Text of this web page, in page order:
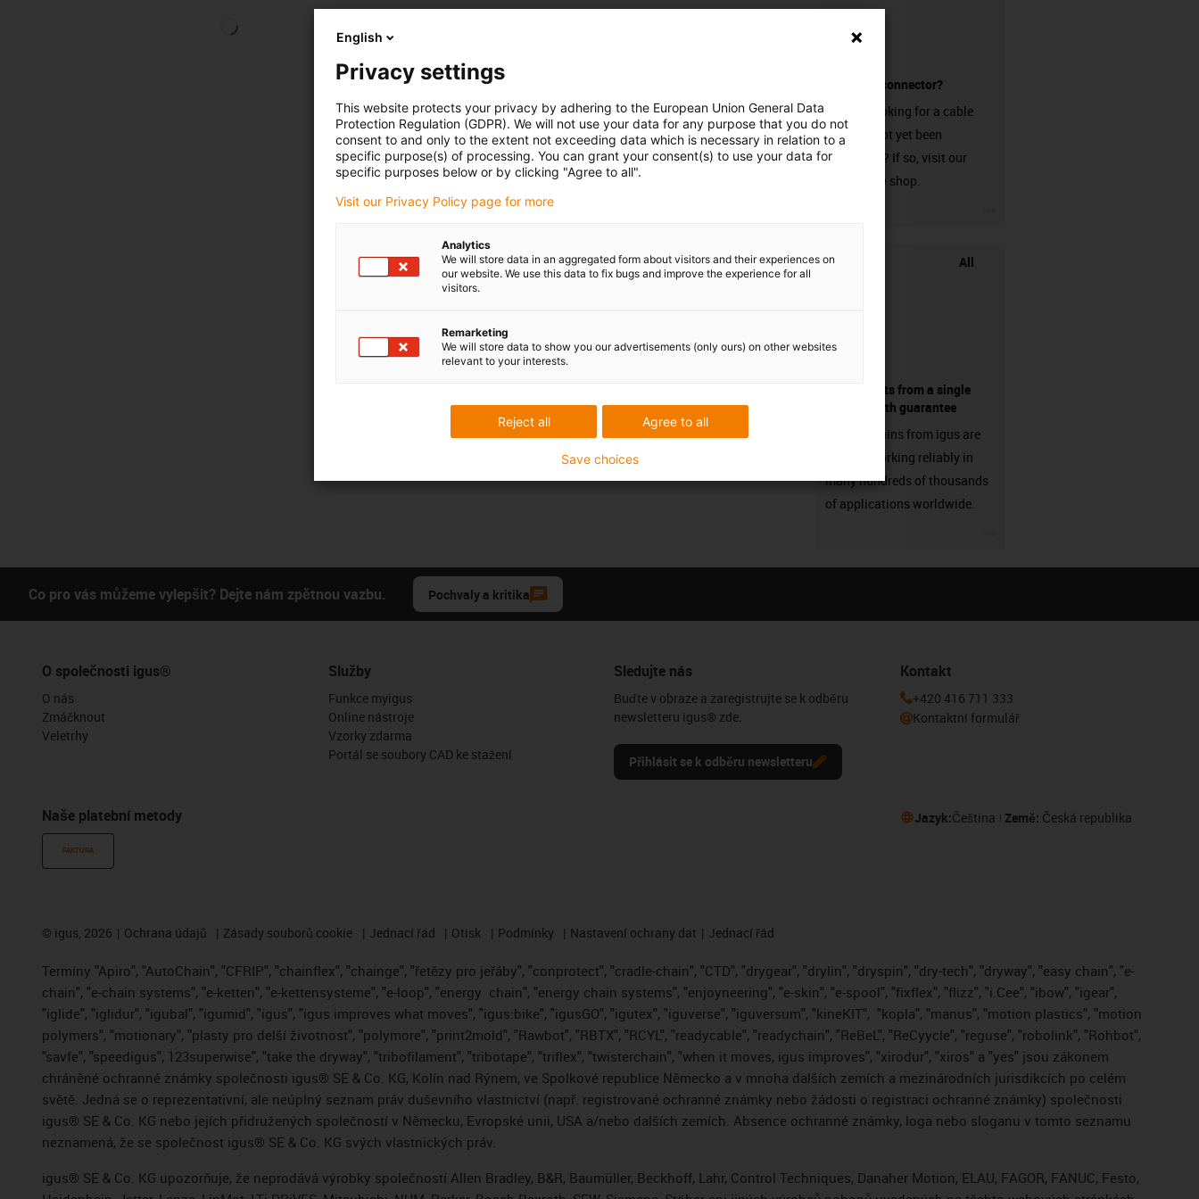
without a connector?
Are you looking for a cable
that has not yet been
harnessed? If so, visit our
chainflex® shop.
All
components from a single
source - with guarantee
Energy chains from igus are
already working reliably in
many hundreds of thousands
of applications worldwide.
Co pro vás můžeme vylepšit? Dejte nám zpětnou vazbu. Pochvaly a kritika
O společnosti igus®
O nás
Zmáčknout
Veletrhy
Naše platební metody
FAKTURA
Služby
Funkce myigus
Online nástroje
Vzorky zdarma
Portál se soubory CAD ke stažení
Sledujte nás
Buďte v obraze a zaregistrujte se k odběru
newsletteru igus® zde.
Přihlásit se k odběru newsletteru
Kontakt
+420 416 711 333
Kontaktní formulář
Jazyk:Čeština Země: Česká republika
© igus, 2026 Ochrana údajů Zásady souborů cookie Jednací řád Otisk Podmínky Nastavení ochrany dat Jednací řád
Termíny "Apiro", "AutoChain", "CFRIP", "chainflex", "chainge", "řetězy pro jeřáby", "conprotect", "cradle-chain", "CTD", "drygear", "drylin", "dryspin", "dry-tech", "dryway", "easy chain", "e-
chain", "e-chain systems", "e-ketten", "e-kettensysteme", "e-loop", "energy chain", "energy chain systems", "enjoyneering", "e-skin", "e-spool", "fixflex", "flizz", "i.Cee", "ibow", "igear",
"iglide", "iglidur", "igubal", "igumid", "igus", "igus improves what moves", "igus:bike", "igusGO", "igutex", "iguverse", "iguversum", "kineKIT", "kopla", "manus", "motion plastics", "motion
polymers", "motionary", "plasty pro delší životnost", "polymore", "print2mold", "Rawbot", "RBTX", "RCYL", "readycable", "readychain", "ReBeL", "ReCyycle", "reguse", "robolink", "Rohbot",
"savfe", "speedigus", 123superwise", "take the dryway", "tribofilament", "tribotape", "triflex", "twisterchain", "when it moves, igus improves", "xirodur", "xiros" a "yes" jsou zákonem
chráněné ochranné známky společnosti igus® SE & Co. KG, Kolín nad Rýnem, ve Spolkové republice Německo a v mnoha dalších zemích a mezinárodních jurisdikcích po celém
světě. Jedná se o reprezentativní, ale neúplný seznam práv duševního vlastnictví (např. registrované ochranné známky nebo žádosti o registraci ochranné známky) společnosti
igus® SE & Co. KG nebo jejích přidružených společností v Německu, Evropské unii, USA a/nebo dalších zemích. Absence ochranné známky, loga nebo sloganu v tomto seznamu
neznamená, že se společnost igus® SE & Co. KG svých vlastnických práv.
igus® SE & Co. KG upozorňuje, že neprodává výrobky společností Allen Bradley, B&R, Baumüller, Beckhoff, Lahr, Control Techniques, Danaher Motion, ELAU, FAGOR, FANUC, Festo,
English
Privacy settings
This website protects your privacy by adhering to the European Union General Data
Protection Regulation (GDPR). We will not use your data for any purpose that you do not
consent to and only to the extent not exceeding data which is necessary in relation to a
specific purpose(s) of processing. You can grant your consent(s) to use your data for
specific purposes below or by clicking "Agree to all".
Visit our Privacy Policy page for more
Analytics
We will store data in an aggregated form about visitors and their experiences on
our website. We use this data to fix bugs and improve the experience for all
visitors.
Remarketing
We will store data to show you our advertisements (only ours) on other websites
relevant to your interests.
Agree to all
Reject all
Save choices